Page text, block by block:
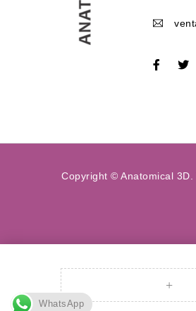
Copyright © Anatomical
WhatsApp